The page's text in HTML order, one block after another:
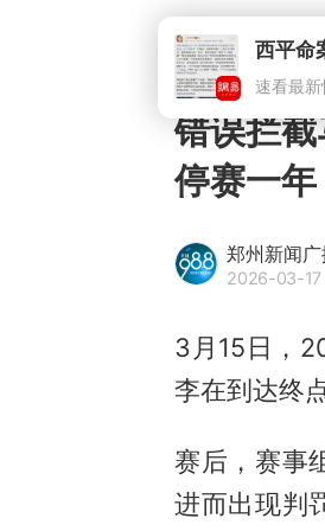
错误拦
停赛一年
郑州新闻
2026-03-17
3月15日，
李在到达终
赛后，赛事
进而出现判